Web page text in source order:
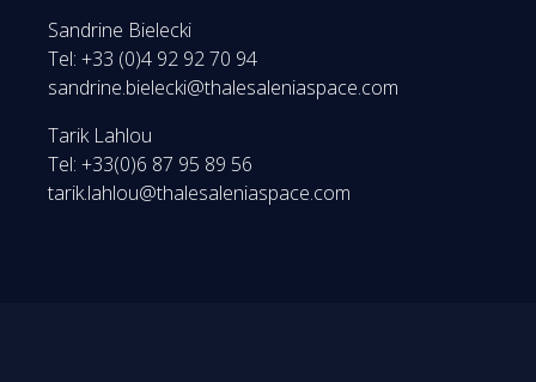
Sandrine Bielecki
Tel: +33 (0)4 92 92 70 94
sandrine.bielecki@thalesaleniaspace.com
Tarik Lahlou
Tel: +33(0)6 87 95 89 56
tarik.lahlou@thalesaleniaspace.com